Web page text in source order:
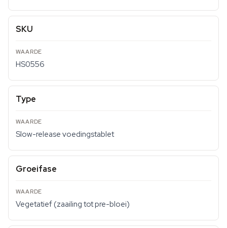
SKU
HS0556
Type
Slow-release voedingstablet
Groeifase
Vegetatief (zaailing tot pre-bloei)